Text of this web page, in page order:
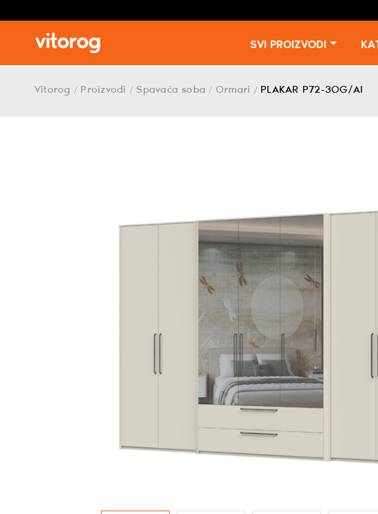
SVI PROIZVODI
Vitorog / Proizvodi / Spavaća soba / Ormari / PLAKAR P72-3OG/AI